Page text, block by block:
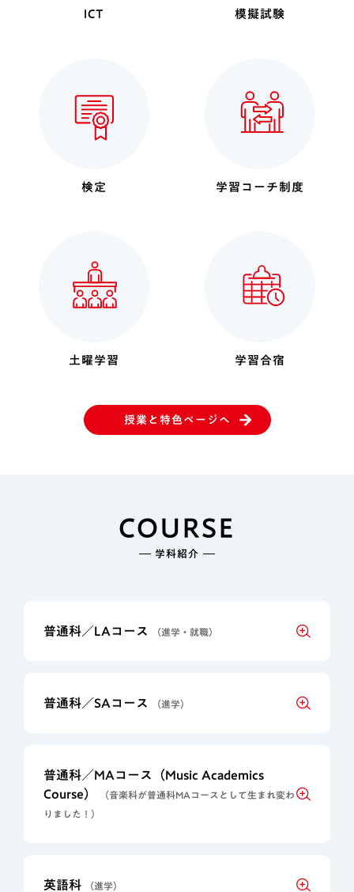
ICT 模擬試験
検定 学習コーチ制度
土曜学習 学習合宿
授業と特色ページへ
COURSE
学科紹介
普通科／LAコース （進学・就職）
普通科／SAコース （進学）
普通科／MAコース（Music Academics
Course）
（音楽科が普通科MAコースとして生まれ変わ
りました！）
英語科 （進学）